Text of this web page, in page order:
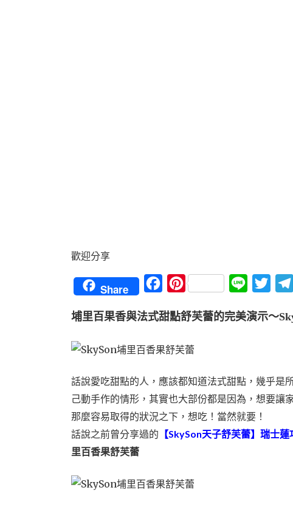
歡迎分享
Share FacebookPinterest Line
埔里百果香與法式甜點舒芙蕾的完美演示～
話說愛吃甜點的人，應該都知道法式甜點，幾乎是
己動手作的情形， 其實也大部份都是因為，想要讓
那麼容易取得的狀況之下，想吃！當然就要！
話說之前曾分享過的
【SkySon天子舒芙蕾】瑞士
里百香果舒芙蕾